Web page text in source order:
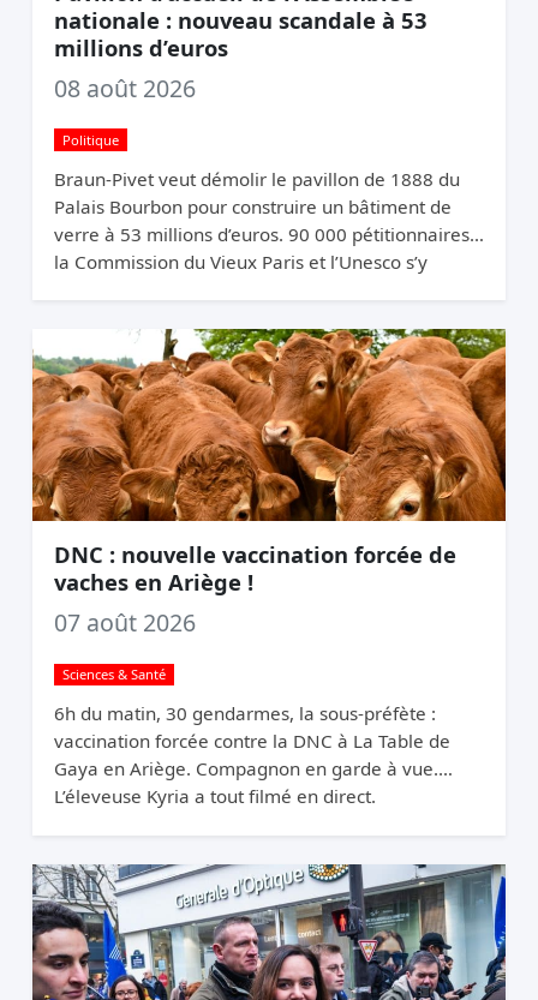
nationale : nouveau scandale à 53
millions d’euros
08 août 2026
Politique
Braun-Pivet veut démolir le pavillon de 1888 du
Palais Bourbon pour construire un bâtiment de
verre à 53 millions d’euros. 90 000 pétitionnaires,
la Commission du Vieux Paris et l’Unesco s’y
DNC : nouvelle vaccination forcée de
vaches en Ariège !
07 août 2026
Sciences & Santé
6h du matin, 30 gendarmes, la sous-préfète :
vaccination forcée contre la DNC à La Table de
Gaya en Ariège. Compagnon en garde à vue.
L’éleveuse Kyria a tout filmé en direct.